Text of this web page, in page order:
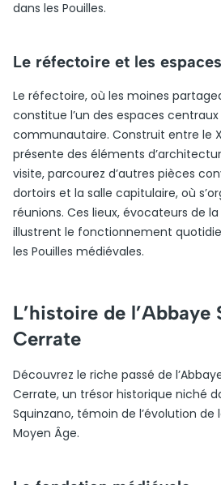
dans les Pouilles.
Le réfectoire et les
Le réfectoire, où les moines
constitue l’un des espaces
communautaire. Construit entre le
présente des éléments
visite, parcourez d’autres pièces
dortoirs et la salle capitulaire, où
réunions. Ces lieux, évocateurs de
illustrent le fonctionnement
les Pouilles médiévales.
L’histoire de l’Abbaye
Cerrate
Découvrez le riche passé de
Cerrate, un trésor historique niché
Squinzano, témoin de l’évolution de
Moyen Âge.